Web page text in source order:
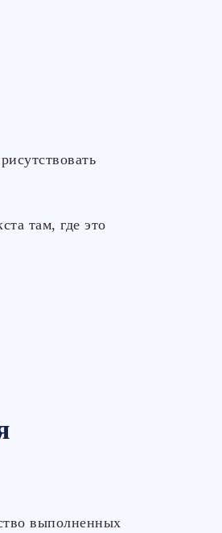
там, где это
выполненных